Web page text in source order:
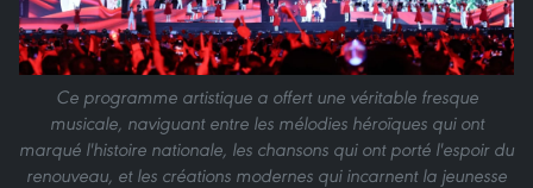
Ce programme artistique a offert une véritable fresque
musicale, naviguant entre les mélodies héroïques qui ont
marqué l'histoire nationale, les chansons qui ont porté l'espoir du
renouveau, et les créations modernes qui incarnent la jeunesse